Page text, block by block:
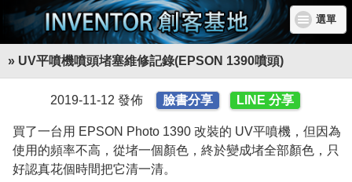
選單
» UV平噴機噴頭堵塞維修記錄(EPSON 1390噴頭)
2019-11-12 發佈 臉書分享 LINE 分享
買了一台用 EPSON Photo 1390 改裝的 UV平噴機，但因為
使用的頻率不高，從堵一個顏色，終於變成堵全部顏色，只
好認真花個時間把它清一清。